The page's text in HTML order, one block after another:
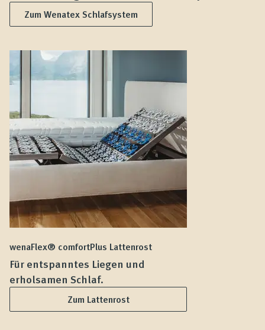
Zum Wenatex Schlafsystem
wenaFlex® comfortPlus Lattenrost
Für entspanntes Liegen und
erholsamen Schlaf.
Zum Lattenrost